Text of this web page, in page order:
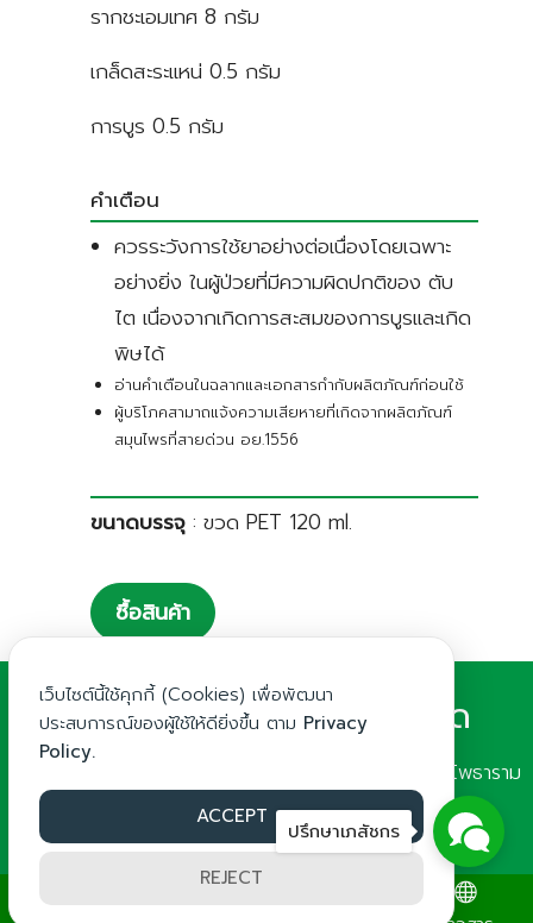
รากชะเอมเทศ 8 กรัม
เกล็ดสะระแหน่ 0.5 กรัม
การบูร 0.5 กรัม
คำเตือน
ควรระวังการใช้ยาอย่างต่อเนื่องโดยเฉพาะ
อย่างยิ่ง ในผู้ป่วยที่มีความผิดปกติของ ตับ
ไต เนื่องจากเกิดการสะสมของการบูรและเกิด
พิษได้
อ่านคำเตือนในฉลากและเอกสารกำกับผลิตภัณฑ์ก่อนใช้
ผู้บริโภคสามาถแจ้งความเสียหายที่เกิดจากผลิตภัณฑ์
สมุนไพรที่สายด่วน อย.1556
ขนาดบรรจุ : ขวด PET 120 ml.
ซื้อสินค้า
บริษัท แก้วมังกรเภสัช จำกัด
123/2 หมู่ 6 ถนนเพชรเกษม ตำบลดอนกระเบื้อง อำเภอโพธาราม
จังหวัดราชบุรี 70120
โทร. 032-240423 ถึง 5 แฟกซ์ 032-240-426
สำนักงาน : contact@kaewmungkorn.co.th
ปรึกษาเภสัชกร
เว็บไซต์นี้ใช้คุกกี้ (Cookies) เพื่อพัฒนา
ประสบการณ์ของผู้ใช้ให้ดียิ่งขึ้น ตาม Privacy
Policy.
ACCEPT
REJECT